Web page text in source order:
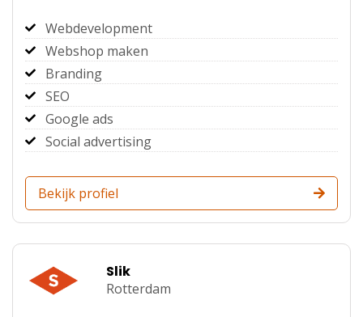
Webdevelopment
Webshop maken
Branding
SEO
Google ads
Social advertising
Bekijk profiel
Slik
Rotterdam